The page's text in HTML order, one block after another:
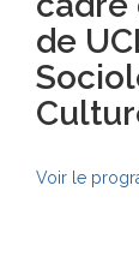
de
Voir le